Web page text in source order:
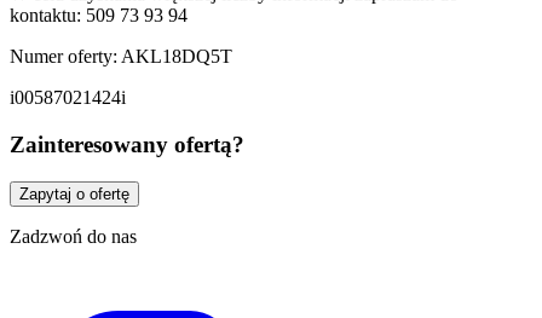
kontaktu: 509 73 93 94
Numer oferty: AKL18DQ5T
i00587021424i
Zainteresowany ofertą?
Zapytaj o ofertę
Zadzwoń do nas